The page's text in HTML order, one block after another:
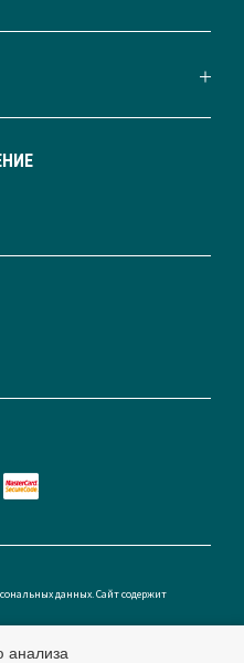
данных. Сайт содержит
анализа